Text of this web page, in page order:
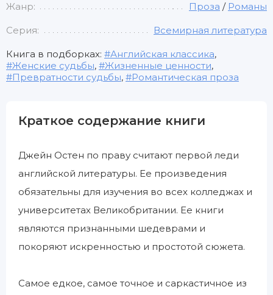
Жанр: Проза / Романы
Серия: Всемирная литература
Книга в подборках: Английская классика,
Женские судьбы, Жизненные ценности,
Превратности судьбы, Романтическая проза
Краткое содержание книги
Джейн Остен по праву считают первой леди
английской литературы. Ее произведения
обязательны для изучения во всех колледжах и
университетах Великобритании. Ее книги
являются признанными шедеврами и
покоряют искренностью и простотой сюжета.
Самое едкое, самое точное и саркастичное из